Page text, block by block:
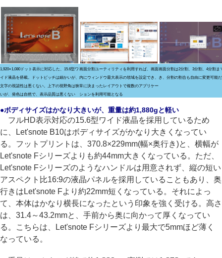
1,920×1,080ドット表示に対応した、15.6型ワ
イド液晶を搭載。ドットピッチは細かいが、
文字の視認性は悪くない。上下の視野角は狭
いが、発色は自然で、表示品質は悪くない
画面分割ユーティリティを利用すれば、画面
内にウィンドウ最大表示の領域を設定でき、
常に決まったレイアウトで複数のアプリケー
ションを利用可能となる
画面分割は2分割、3分割、4分割ま
き、分割の割合も自由に変更可能だ
●ボディサイズはかなり大きいが、重量は約1,880gと軽い
フルHD表示対応の15.6型ワイド液晶を採用しているため
に、Let'snote B10はボディサイズがかなり大きくなってい
る。フットプリントは、370.8×229mm(幅×奥行き)と、横幅が
Let'snote Fシリーズよりも約44mm大きくなっている。ただ、
Let'snote Fシリーズのようなハンドルは用意されず、縦の短い
アスペクト比16:9の液晶パネルを採用していることもあり、奥
行きはLet'snote Fより約22mm短くなっている。それによっ
て、本体はかなり横長になったという印象を強く受ける。高さ
は、31.4～43.2mmと、手前から奥に向かって厚くなってい
る。こちらは、Let'snote Fシリーズより最大で5mmほど薄く
なっている。